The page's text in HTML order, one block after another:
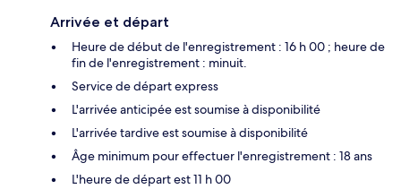
Arrivée et départ
Heure de début de l'enregistrement : 16 h 00 ; heure de
fin de l'enregistrement : minuit.
Service de départ express
L'arrivée anticipée est soumise à disponibilité
L'arrivée tardive est soumise à disponibilité
Âge minimum pour effectuer l'enregistrement : 18 ans
L'heure de départ est 11 h 00